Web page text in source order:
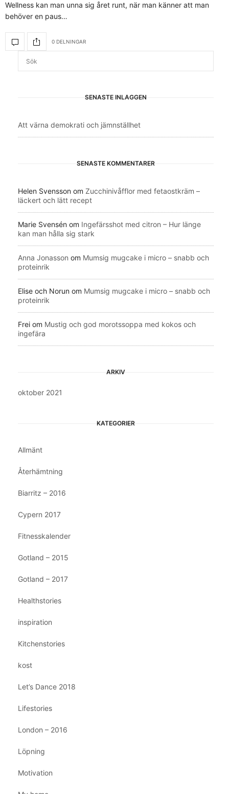
Wellness kan man unna sig året runt, när man känner att man
behöver en paus…
0 DELNINGAR
SENASTE INLÄGGEN
Att värna demokrati och jämnställhet
SENASTE KOMMENTARER
Helen Svensson om Zucchinivåfflor med fetaostkräm –
läckert och lätt recept
Marie Svensén om Ingefärsshot med citron – Hur länge
kan man hålla sig stark
Anna Jonasson om Mumsig mugcake i micro – snabb och
proteinrik
Elise och Norun om Mumsig mugcake i micro – snabb och
proteinrik
Frei om Mustig och god morotssoppa med kokos och
ingefära
ARKIV
oktober 2021
KATEGORIER
Allmänt
Återhämtning
Biarritz – 2016
Cypern 2017
Fitnesskalender
Gotland – 2015
Gotland – 2017
Healthstories
inspiration
Kitchenstories
kost
Let’s Dance 2018
Lifestories
London – 2016
Löpning
Motivation